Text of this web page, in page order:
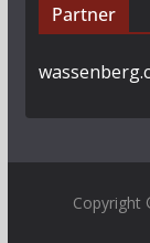
Partner
Copyright